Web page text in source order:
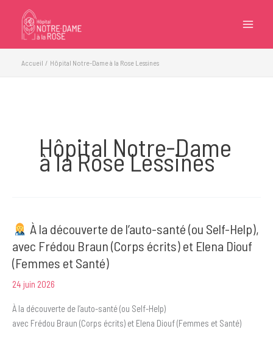
contenu
Accueil Hôpital Notre-Dame à la Rose Lessines
Hôpital Notre-Dame
à la Rose Lessines
À la découverte de l’auto-santé (ou Self-Help),
avec Frédou Braun (Corps écrits) et Elena Diouf
(Femmes et Santé)
24 juin 2026
À la découverte de l’auto-santé (ou Self-Help)
avec Frédou Braun (Corps écrits) et Elena Diouf (Femmes et Santé)